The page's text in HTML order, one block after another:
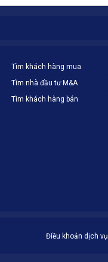
Tìm khách hàng mua
Tìm nhà đầu tư M&A
Tìm khách hàng bán
Điều khoản dịch vụ